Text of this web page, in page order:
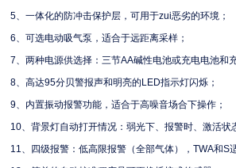
5、一体化的防冲击保护层，可用于zui恶劣的环境；
6、可选电动吸气泵，适合于远距离采样；
7、两种电源供选择：三节AA碱性电池或充电电池和
8、高达95分贝警报声和明亮的LED指示灯闪烁；
9、内置振动报警功能，适合于高噪音场合下操作；
10、背景灯自动打开情况：弱光下、报警时、激活状
11、四级报警：低高限报警（全部气体），TWA和S